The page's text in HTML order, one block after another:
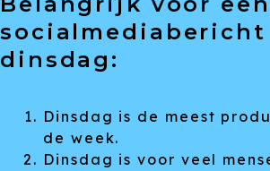
socialmediabericht
dinsdag:
Dinsdag is de meest
de week.
Dinsdag is voor veel